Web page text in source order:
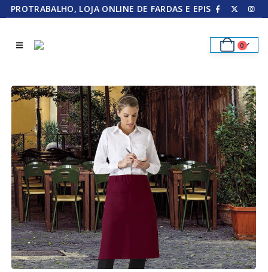
PROTRABALHO, LOJA ONLINE DE FARDAS E EPIS
0